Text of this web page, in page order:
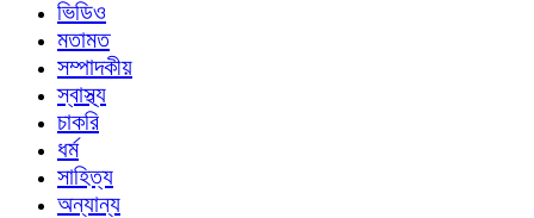
ভিডিও
মতামত
সম্পাদকীয়
স্বাস্থ্য
চাকরি
ধর্ম
সাহিত্য
অন্যান্য